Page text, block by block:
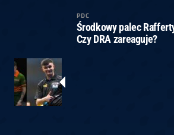
PDC
Środkowy palec
Czy DRA zareaguje?